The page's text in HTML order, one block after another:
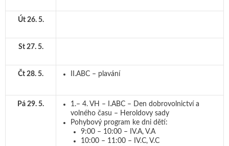
Út 26. 5.
St 27. 5.
Čt 28. 5. II.ABC – plavání
Pá 29. 5.
1.– 4. VH – I.ABC – Den dobrovolnictví a
volného času – Heroldovy sady
Pohybový program ke dni dětí:
9:00 – 10:00 – IV.A, V.A
10:00 – 11:00 – IV.C, V.C